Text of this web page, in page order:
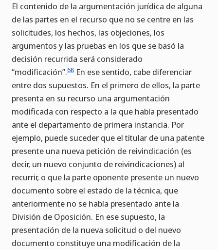
El contenido de la argumentación jurídica de alguna
de las partes en el recurso que no se centre en las
solicitudes, los hechos, las objeciones, los
argumentos y las pruebas en los que se basó la
decisión recurrida será considerado
“modificación”.68 En ese sentido, cabe diferenciar
entre dos supuestos. En el primero de ellos, la parte
presenta en su recurso una argumentación
modificada con respecto a la que había presentado
ante el departamento de primera instancia. Por
ejemplo, puede suceder que el titular de una patente
presente una nueva petición de reivindicación (es
decir, un nuevo conjunto de reivindicaciones) al
recurrir, o que la parte oponente presente un nuevo
documento sobre el estado de la técnica, que
anteriormente no se había presentado ante la
División de Oposición. En ese supuesto, la
presentación de la nueva solicitud o del nuevo
documento constituye una modificación de la